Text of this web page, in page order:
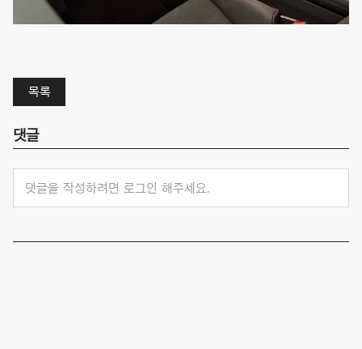
목록
댓글
댓글을 작성하려면 로그인 해주세요.